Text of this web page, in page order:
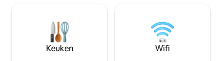
Keuken Wifi